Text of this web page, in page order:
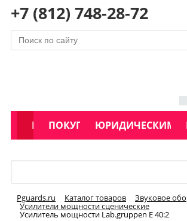
+7 (812) 748-28-72
АКЦИИ
КАТАЛОГ
ПОКУПАТЕЛЯМЮРИДИЧЕСКИМ
Pguards.ru Каталог товаров Звуковое
Усилители мощности сценические
Усилитель мощности Lab.gruppen E 40:2